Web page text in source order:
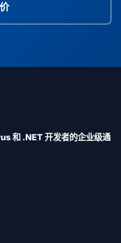
和 .NET 开发者的企业级通